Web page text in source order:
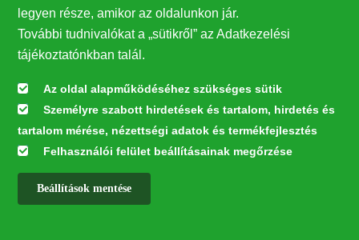
Hírlevél feliratkozás
Értesüljön elsőként legfrissebb híreinkről, eseményeinkről!
Feliratkozás
legyen része, amikor az oldalunkon jár.
További tudnivalókat a „sütikről” az Adatkezelési
tájékoztatónkban talál.
Az oldal alapműködéséhez szükséges sütik
Személyre szabott hirdetések és tartalom, hirdetés és
tartalom mérése, nézettségi adatok és termékfejlesztés
Felhasználói felület beállításainak megőrzése
Beállítások mentése